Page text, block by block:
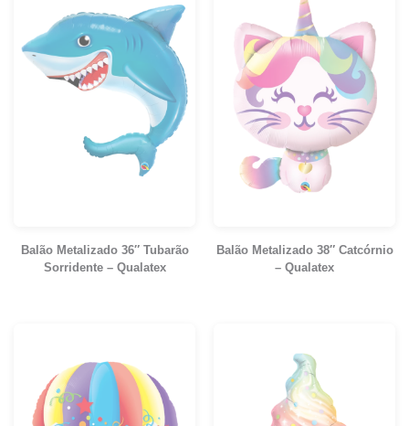
Balão Metalizado 36″ Tubarão
Sorridente – Qualatex
Balão Metalizado 38″ Catcórnio
– Qualatex